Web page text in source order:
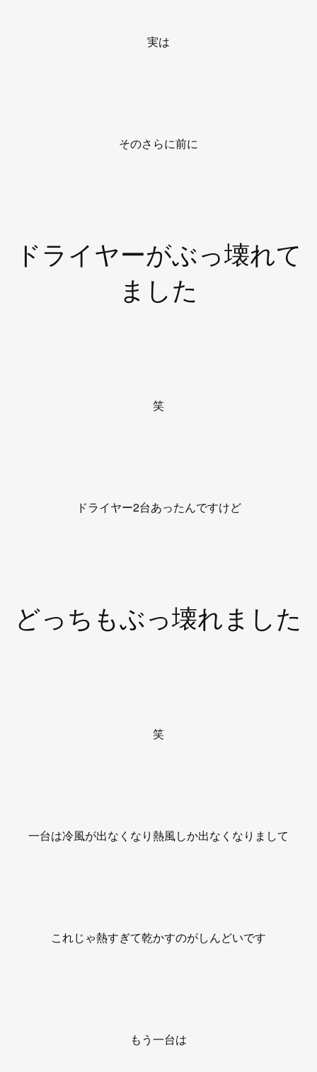
実は
そのさらに前に
ドライヤーがぶっ壊れて
ました
笑
ドライヤー2台あったんですけど
どっちもぶっ壊れました
笑
一台は冷風が出なくなり熱風しか出なくなりまして
これじゃ熱すぎて乾かすのがしんどいです
もう一台は